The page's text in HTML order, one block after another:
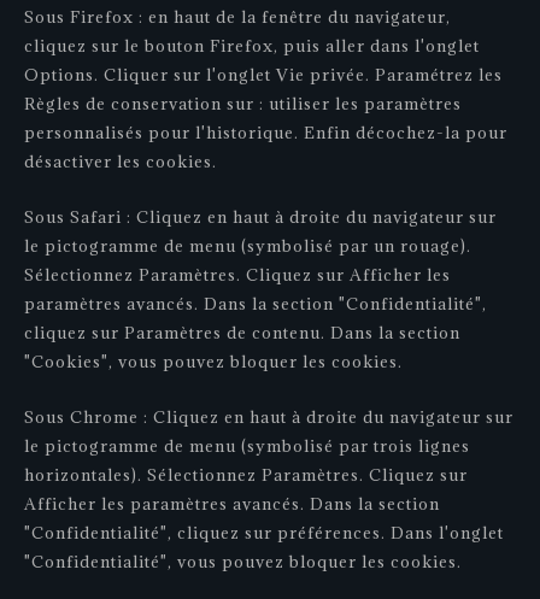
Sous Firefox : en haut de la fenêtre du navigateur,
cliquez sur le bouton Firefox, puis aller dans l'onglet
Options. Cliquer sur l'onglet Vie privée. Paramétrez les
Règles de conservation sur : utiliser les paramètres
personnalisés pour l'historique. Enfin décochez-la pour
désactiver les cookies.
Sous Safari : Cliquez en haut à droite du navigateur sur
le pictogramme de menu (symbolisé par un rouage).
Sélectionnez Paramètres. Cliquez sur Afficher les
paramètres avancés. Dans la section "Confidentialité",
cliquez sur Paramètres de contenu. Dans la section
"Cookies", vous pouvez bloquer les cookies.
Sous Chrome : Cliquez en haut à droite du navigateur sur
le pictogramme de menu (symbolisé par trois lignes
horizontales). Sélectionnez Paramètres. Cliquez sur
Afficher les paramètres avancés. Dans la section
"Confidentialité", cliquez sur préférences. Dans l'onglet
"Confidentialité", vous pouvez bloquer les cookies.